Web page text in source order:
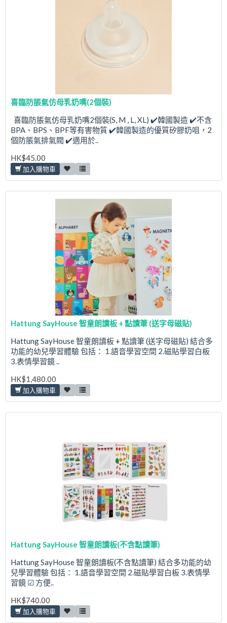
喜臨防脹氣仿母乳奶嘴(2個裝)
喜臨防脹氣仿母乳奶嘴2個裝(S, M , L, XL) ✔️韓國製造 ✔️不含
BPA、BPS、BPF等有害物質 ✔️韓國製造的優質矽膠奶咀，2
個防脹氣排氣閥 ✔️適用於..
HK$45.00
加入購物車
Hattung SayHouse 智童朗讀板 + 點讀筆 (送字母磁貼)
Hattung SayHouse 智童朗讀板 + 點讀筆 (送字母磁貼) 結合多
功能的幼兒學習體驗 包括： 1.語音學習空間 2.磁貼學習白板
3.表情學習鏡 ..
HK$1,480.00
加入購物車
Hattung SayHouse 智童朗讀板(不含點讀筆)
Hattung SayHouse 智童朗讀板(不含點讀筆) 結合多功能的幼
兒學習體驗 包括： 1.語音學習空間 2.磁貼學習白板 3.表情學
習鏡 ☑ 方便..
HK$740.00
加入購物車